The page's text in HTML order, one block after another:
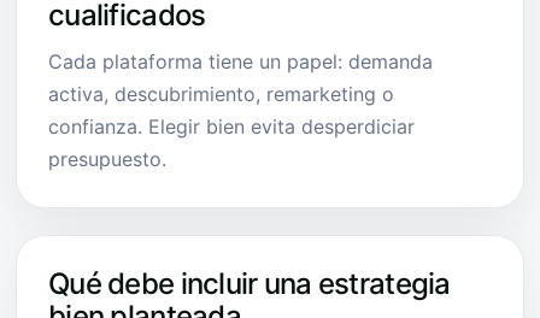
cualificados
Cada plataforma tiene un papel: demanda
activa, descubrimiento, remarketing o
confianza. Elegir bien evita desperdiciar
presupuesto.
Qué debe incluir una estrategia